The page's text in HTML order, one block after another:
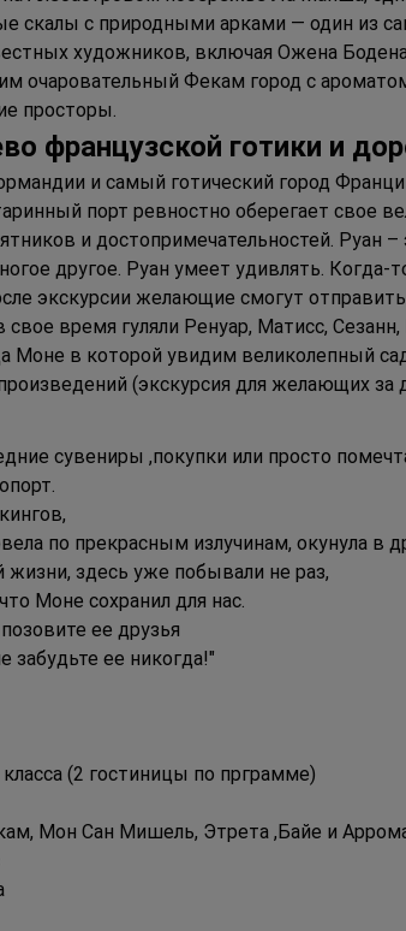
скалы с природными арками — один из
художников, включая Ожена
очаровательный Фекам город с
просторы.
французской готики и
и самый готический город
порт ревностно оберегает свое
и достопримечательностей. Руан
другое. Руан умеет удивлять. Когда-
экскурсии желающие смогут
время гуляли Ренуар, Матисс,
Моне в которой увидим великолепный
(экскурсия для желающих за
сувениры ,покупки или просто
по прекрасным излучинам, окунула в
здесь уже побывали не раз,
Моне сохранил для нас.
ее друзья
забудьте ее никогда!"
(2 гостиницы по прграмме)
Мон Сан Мишель, Этрета ,Байе и